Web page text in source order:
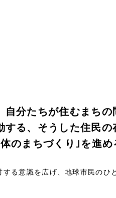
自分たちが住むまち
する、そうした住民
のまちづくり｣を進
する意識を広げ、地球市民の